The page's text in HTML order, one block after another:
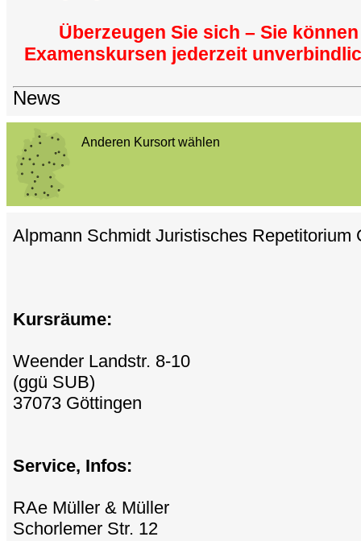
Überzeugen Sie sich – Sie
Examenskursen jederzeit
News
Anderen Kursort wählen
Alpmann Schmidt Juristisches Repetitorium
Kursräume:
Weender Landstr. 8-10
(ggü SUB)
37073 Göttingen
Service, Infos:
RAe Müller & Müller
Schorlemer Str. 12